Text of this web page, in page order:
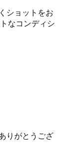
ショットをお
なコンディシ
りがとうござ